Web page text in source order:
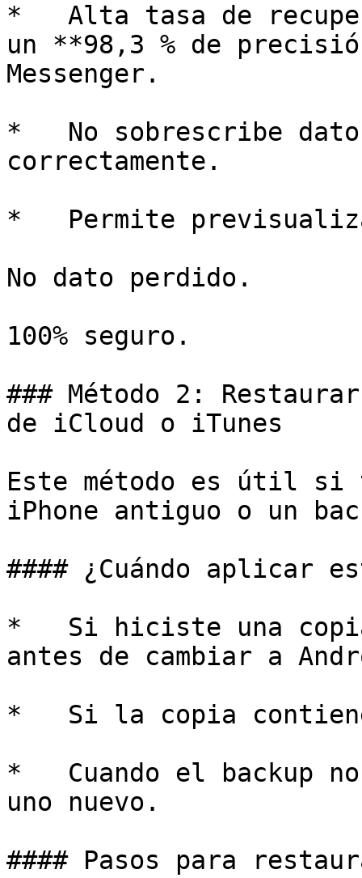
*   Alta tasa de
un **98,3 % de
Messenger.
*   No sobrescribe
correctamente.
*   Permite
No dato perdido.
100% seguro.
### Método 2:
de iCloud o iTunes
Este método es útil si
iPhone antiguo o un
#### ¿Cuándo aplicar
*   Si hiciste una
antes de cambiar a
*   Si la copia
*   Cuando el backup
uno nuevo.
#### Pasos para